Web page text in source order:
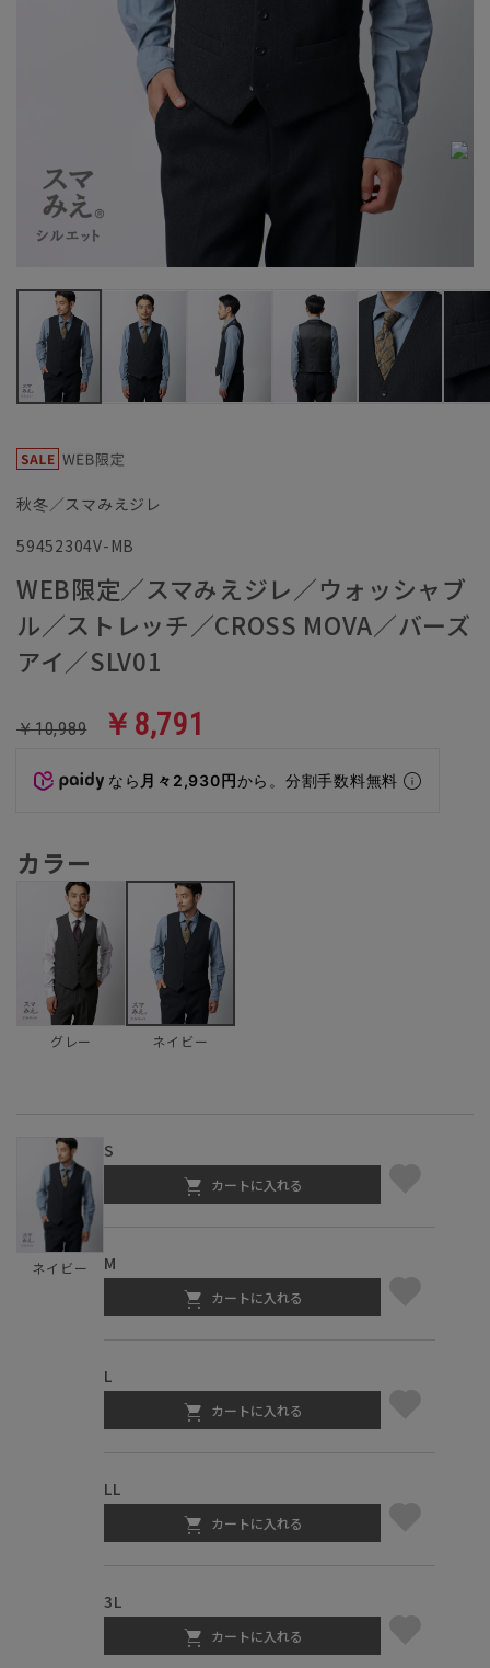
秋冬／スマみえジレ
59452304V-MB
WEB限定／スマみえジレ／ウォッシャブ
ル／ストレッチ／CROSS MOVA／バーズ
アイ／SLV01
￥10,989 ￥8,791
なら 月々2,930円から。分割手数料無料
カラー
グレー ネイビー
ネイビー
S
カートに入れる
M
カートに入れる
L
カートに入れる
LL
カートに入れる
3L
カートに入れる